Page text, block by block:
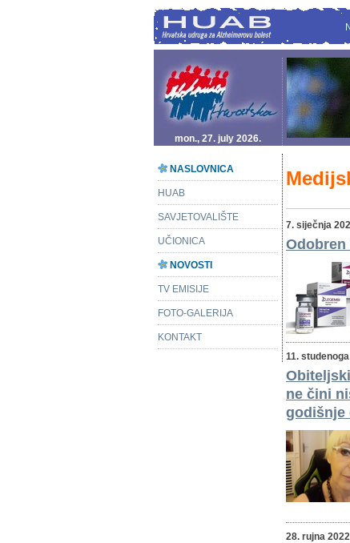
mon., 27. july 2026.
NASLOVNICA
HUAB
SAVJETOVALIŠTE
UČIONICA
NOVOSTI
TV EMISIJE
FOTO-GALERIJA
KONTAKT
7. siječnja
11.
ne čini
godišnje
28. rujna 2022